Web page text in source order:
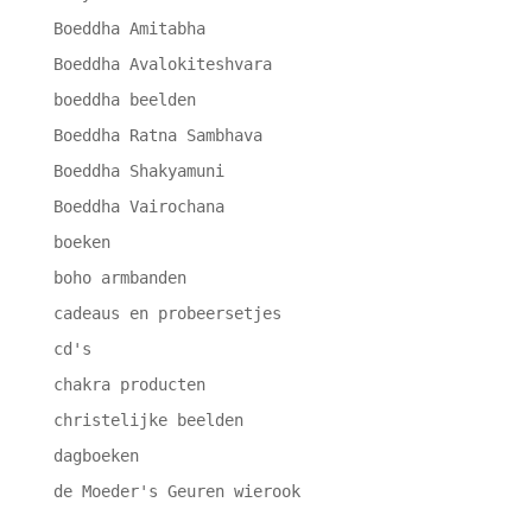
Boeddha Amitabha
Boeddha Avalokiteshvara
boeddha beelden
Boeddha Ratna Sambhava
Boeddha Shakyamuni
Boeddha Vairochana
boeken
boho armbanden
cadeaus en probeersetjes
cd's
chakra producten
christelijke beelden
dagboeken
de Moeder's Geuren wierook